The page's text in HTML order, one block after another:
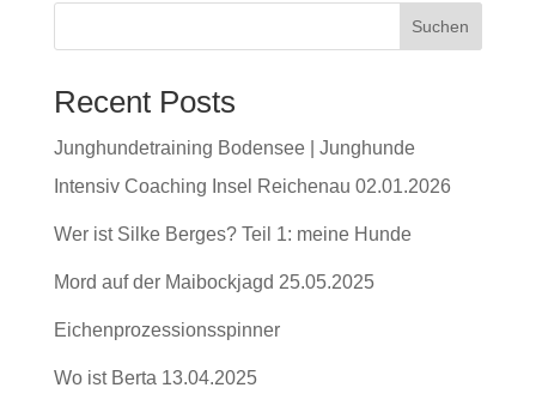
Suchen
Recent Posts
Junghundetraining Bodensee | Junghunde
Intensiv Coaching Insel Reichenau 02.01.2026
Wer ist Silke Berges? Teil 1: meine Hunde
Mord auf der Maibockjagd 25.05.2025
Eichenprozessionsspinner
Wo ist Berta 13.04.2025